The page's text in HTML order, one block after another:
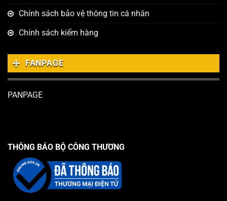
Chính sách bảo vệ thông tin cá nhân
Chính sách kiểm hàng
FANPAGE
PANPAGE
THÔNG BÁO BỘ CÔNG THƯƠNG